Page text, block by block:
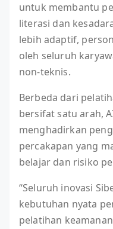
untuk membantu
literasi dan
lebih adaptif,
oleh seluruh
non-teknis.
Berbeda dari
bersifat satu arah,
menghadirkan
percakapan yang
belajar dan risiko
“Seluruh inovasi
kebutuhan nyata
pelatihan